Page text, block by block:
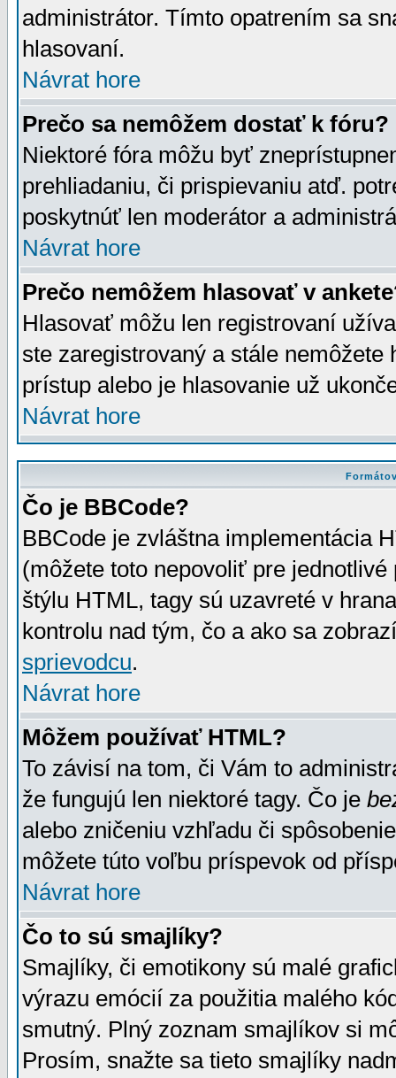
administrátor. Tímto opatrením sa
hlasovaní.
Návrat hore
Prečo sa nemôžem dostať k fóru?
Niektoré fóra môžu byť
prehliadaniu, či prispievaniu atď.
poskytnúť len moderátor a
Návrat hore
Prečo nemôžem hlasovať v
Hlasovať môžu len registrovaní
ste zaregistrovaný a stále
prístup alebo je hlasovanie už
Návrat hore
Čo je BBCode?
BBCode je zvláštna implementácia
(môžete toto nepovoliť pre
štýlu HTML, tagy sú uzavreté v
kontrolu nad tým, čo a ako sa
sprievodcu.
Návrat hore
Môžem používať HTML?
To závisí na tom, či Vám to
že fungujú len niektoré tagy. Čo je
alebo zničeniu vzhľadu či
môžete túto voľbu príspevok od
Návrat hore
Čo to sú smajlíky?
Smajlíky, či emotikony sú malé
výrazu emócií za použitia malého
smutný. Plný zoznam smajlíkov si
Prosím, snažte sa tieto smajlíky